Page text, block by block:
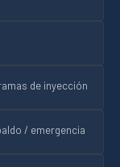
de inyección
/ emergencia